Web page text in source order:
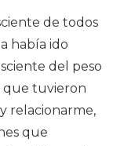
de todos
había ido
del peso
que tuvieron
relacionarme,
que